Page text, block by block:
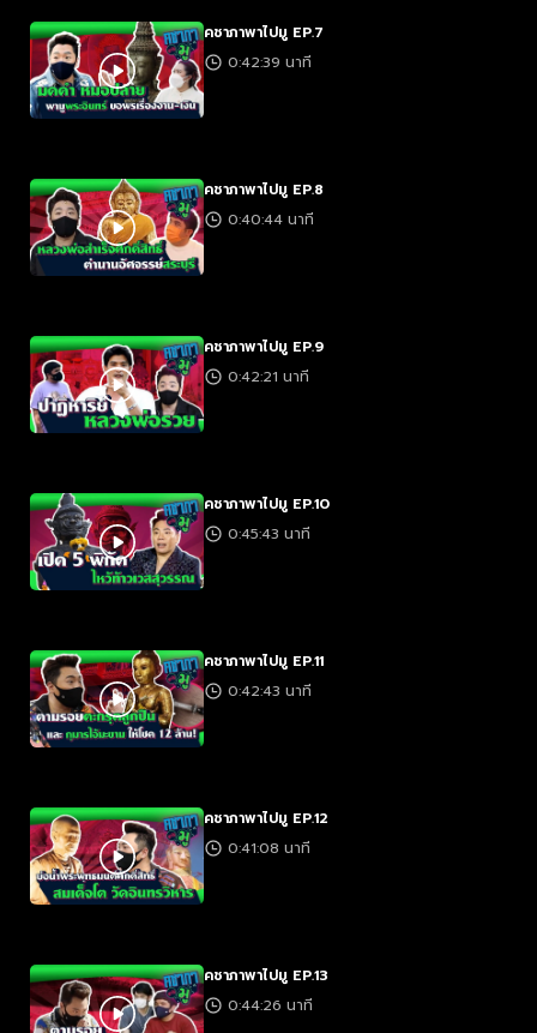
คชาภาพาไปมู EP.7
0:42:39 นาที
คชาภาพาไปมู EP.8
0:40:44 นาที
คชาภาพาไปมู EP.9
0:42:21 นาที
คชาภาพาไปมู EP.10
0:45:43 นาที
คชาภาพาไปมู EP.11
0:42:43 นาที
คชาภาพาไปมู EP.12
0:41:08 นาที
คชาภาพาไปมู EP.13
0:44:26 นาที